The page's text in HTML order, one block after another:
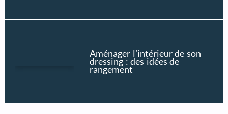
Aménager l’intérieur de son
dressing : des idées de
rangement